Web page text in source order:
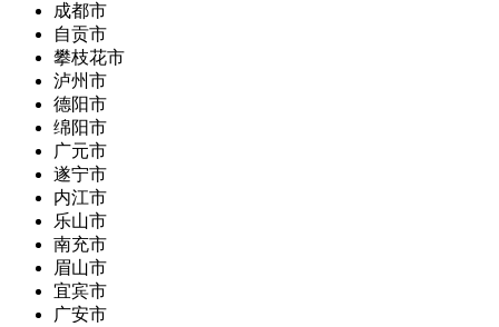
成都市
自贡市
攀枝花市
泸州市
德阳市
绵阳市
广元市
遂宁市
内江市
乐山市
南充市
眉山市
宜宾市
广安市